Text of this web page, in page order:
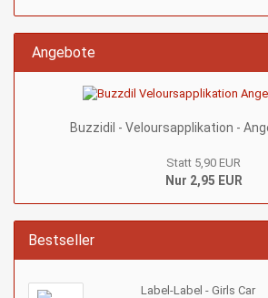
Angebote
Buzzidil - Veloursapplikation -
Statt 5,90 EUR
Nur 2,95 EUR
Bestseller
Label-Label - Girls Car